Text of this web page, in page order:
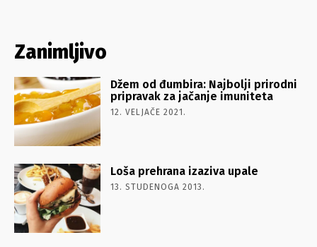
Zanimljivo
Džem od đumbira: Najbolji prirodni
pripravak za jačanje imuniteta
12. VELJAČE 2021.
Loša prehrana izaziva upale
13. STUDENOGA 2013.